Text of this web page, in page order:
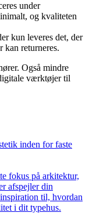
under
og kvaliteten
kun leveres det, der
kan returneres.
Også mindre
værktøjer til
inden for faste
fokus på arkitektur,
afspejler din
til, hvordan
i dit typehus.